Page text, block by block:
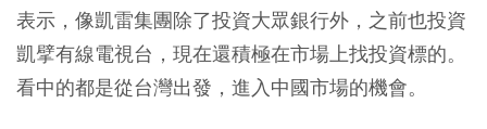
表示，像凱雷集團除了投資大眾銀行外，之前也投資
凱擘有線電視台，現在還積極在市場上找投資標的。
看中的都是從台灣出發，進入中國市場的機會。